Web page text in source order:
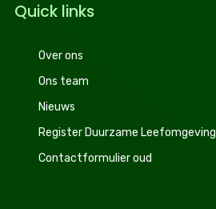
Quick links
Over ons
Ons team
Nieuws
Register Duurzame Leefomgeving
Contactformulier oud